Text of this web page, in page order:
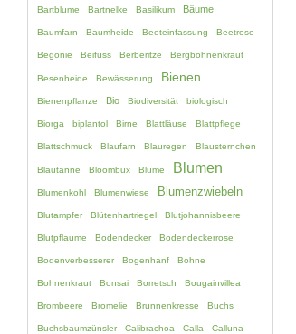
Bartblume Bartnelke Basilikum Bäume
Baumfarn Baumheide Beeteinfassung Beetrose
Begonie Beifuss Berberitze Bergbohnenkraut
Besenheide Bewässerung Bienen
Bienenpflanze Bio Biodiversität biologisch
Biorga biplantol Birne Blattläuse Blattpflege
Blattschmuck Blaufarn Blauregen Blausternchen
Blautanne Bloombux Blume Blumen
Blumenkohl Blumenwiese Blumenzwiebeln
Blutampfer Blütenhartriegel Blutjohannisbeere
Blutpflaume Bodendecker Bodendeckerrose
Bodenverbesserer Bogenhanf Bohne
Bohnenkraut Bonsai Borretsch Bougainvillea
Brombeere Bromelie Brunnenkresse Buchs
Buchsbaumzünsler Calibrachoa Calla Calluna